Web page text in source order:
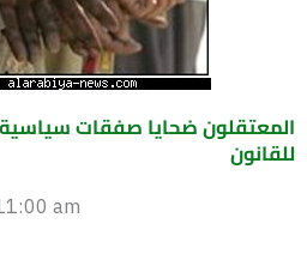
المعتقلون ضحايا صفقات
للقانون
am